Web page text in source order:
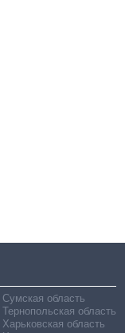
Сумская область
Тернопольская область
Харьковская область